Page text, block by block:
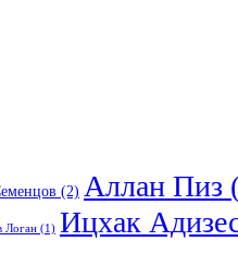
(2) Аллан Пиз
Логан (1) Ицхак